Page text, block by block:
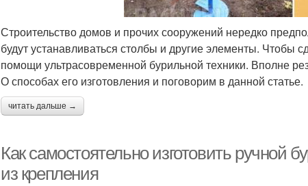
Строительство домов и прочих сооружений нередко
будут устанавливаться столбы и другие элементы. Чтобы
помощи ультрасовременной бурильной техники. Вполне
О способах его изготовления и поговорим в данной статье.
читать дальше →
Как самостоятельно изготовить ручной
из крепления